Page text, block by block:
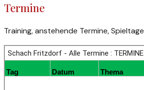
Termine
Training, anstehende Termine, Spieltage